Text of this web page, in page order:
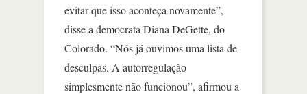
evitar que isso aconteça novamente”,
disse a democrata Diana DeGette, do
Colorado. “Nós já ouvimos uma lista de
desculpas. A autorregulação
simplesmente não funcionou”, afirmou a